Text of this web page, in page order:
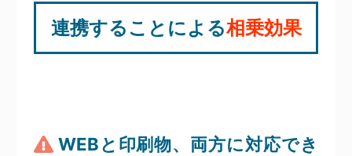
連携することによる相乗効果
WEBと印刷物、両方に対応でき